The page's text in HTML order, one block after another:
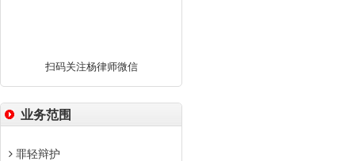
扫码关注杨律师微信
业务范围
罪轻辩护